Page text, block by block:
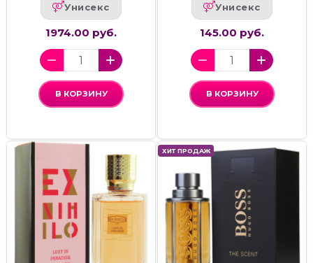
Унисекс
1974.00 руб.
В КОРЗИНУ
Унисекс
145.00 руб.
В КОРЗИНУ
ХИТ ПРОДАЖ